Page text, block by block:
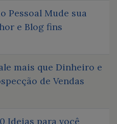
Pessoal Mude sua
e Blog fins
mais que Dinheiro e
de Vendas
Ideias para você